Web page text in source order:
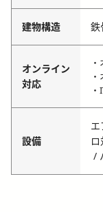
建物構造 鉄
オンライン
対応
設備
エ